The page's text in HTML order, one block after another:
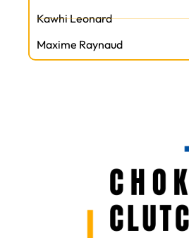
Kawhi Leonard
Maxime Raynaud